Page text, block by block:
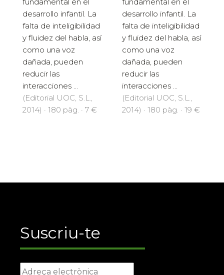
fundamental en el
desarrollo infantil. La
falta de inteligibilidad
y fluidez del habla, así
como una voz
dañada, pueden
reducir las
interacciones ...
(Editorial UOC, S.L.,
2014) · 180 pàg. · 7 €
fundamental en el
desarrollo infantil. La
falta de inteligibilidad
y fluidez del habla, así
como una voz
dañada, pueden
reducir las
interacciones ...
(Editorial UOC, S.L.,
2014) · 180 pàg. · 19 €
Suscriu-te